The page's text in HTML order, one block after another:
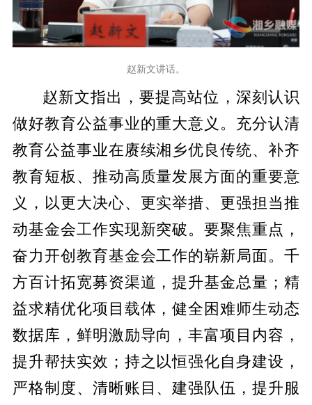
赵新文讲话。
赵新文指出，要提高站位，深刻认识
做好教育公益事业的重大意义。充分认清
教育公益事业在赓续湘乡优良传统、补齐
教育短板、推动高质量发展方面的重要意
义，以更大决心、更实举措、更强担当推
动基金会工作实现新突破。要聚焦重点，
奋力开创教育基金会工作的崭新局面。千
方百计拓宽募资渠道，提升基金总量；精
益求精优化项目载体，健全困难师生动态
数据库，鲜明激励导向，丰富项目内容，
提升帮扶实效；持之以恒强化自身建设，
严格制度、清晰账目、建强队伍，提升服